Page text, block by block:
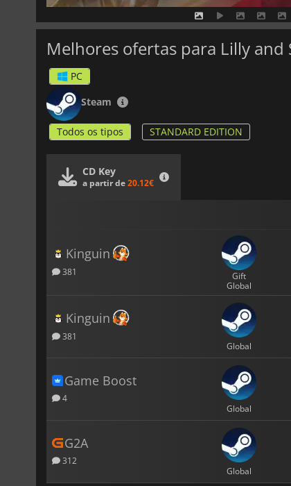
Melhores ofertas para Lilly
PC
Steam
Todos os tipos STANDARD EDITION
CD Key
a partir de20.12€
Kinguin
381
Gift
Global
Kinguin
381
Global
Game Boost
4
Global
G2A
312
Global